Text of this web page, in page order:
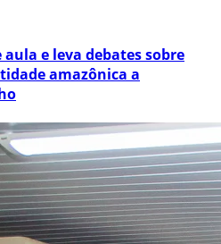
e leva debates sobre
amazônica a